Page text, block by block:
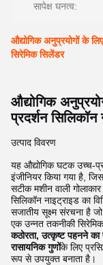
सापेक्ष घनत्व:
औद्योगिक अनुप्रयोगों के
सिरेमिक सिलेंडर
औद्योगिक
प्रदर्शन
उत्पाद विवरण
यह औद्योगिक घटक उच्च-
इंजीनियर किया गया है,
सटीक मशीन वाली
सिलिकॉन नाइट्राइड का
सजातीय सूक्ष्म संरचना है
एक उन्नत तकनीकी
कठोरता, उत्कृष्ट पहनने का
रासायनिक गुणोंके लिए
रूप से उपयुक्त बनाता है।